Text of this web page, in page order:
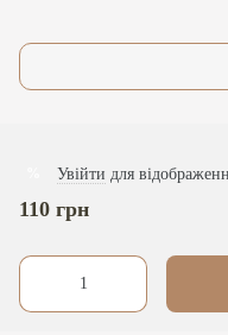
110 грн
Увійти для